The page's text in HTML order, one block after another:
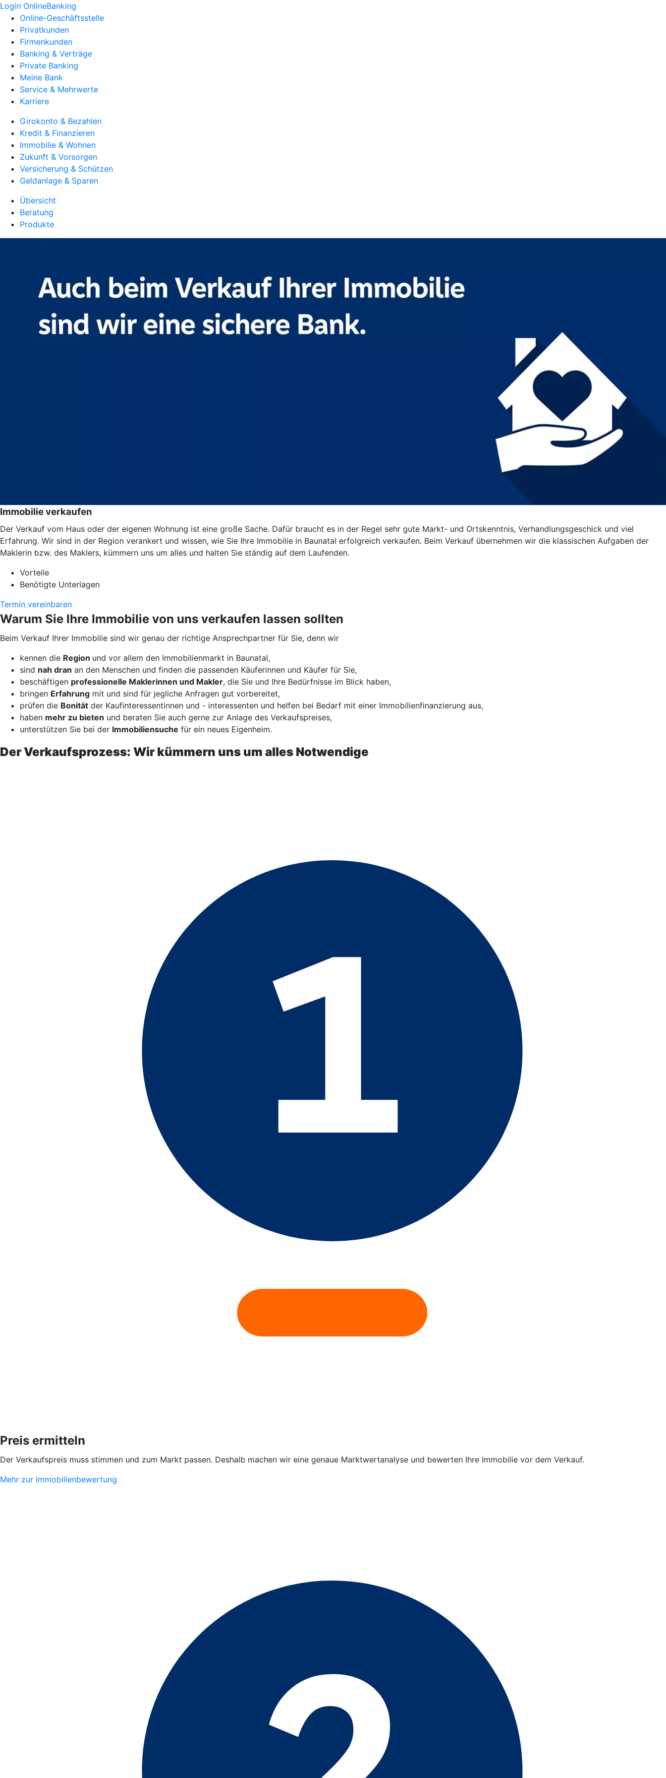
Login OnlineBanking
Online-Geschäftsstelle
Privatkunden
Firmenkunden
Banking & Verträge
Private Banking
Meine Bank
Service & Mehrwerte
Karriere
Girokonto & Bezahlen
Kredit & Finanzieren
Immobilie & Wohnen
Zukunft & Vorsorgen
Versicherung & Schützen
Geldanlage & Sparen
Übersicht
Beratung
Produkte
Immobilie verkaufen
Der Verkauf vom Haus oder der eigenen Wohnung ist eine große Sache. Dafür braucht es in der Regel sehr gute Markt- und Ortskenntnis, Verhandlungsgeschick und viel
Erfahrung. Wir sind in der Region verankert und wissen, wie Sie Ihre Immobilie in Baunatal erfolgreich verkaufen. Beim Verkauf übernehmen wir die klassischen Aufgaben der
Maklerin bzw. des Maklers, kümmern uns um alles und halten Sie ständig auf dem Laufenden.
Vorteile
Benötigte Unterlagen
Termin vereinbaren
Warum Sie Ihre Immobilie von uns verkaufen lassen sollten
Beim Verkauf Ihrer Immobilie sind wir genau der richtige Ansprechpartner für Sie, denn wir
kennen die Region und vor allem den Immobilienmarkt in Baunatal,
sind nah dran an den Menschen und finden die passenden Käuferinnen und Käufer für Sie,
beschäftigen professionelle Maklerinnen und Makler, die Sie und Ihre Bedürfnisse im Blick haben,
bringen Erfahrung mit und sind für jegliche Anfragen gut vorbereitet,
prüfen die Bonität der Kaufinteressentinnen und - interessenten und helfen bei Bedarf mit einer Immobilienfinanzierung aus,
haben mehr zu bieten und beraten Sie auch gerne zur Anlage des Verkaufspreises,
unterstützen Sie bei der Immobiliensuche für ein neues Eigenheim.
Der Verkaufsprozess: Wir kümmern uns um alles Notwendige
Preis ermitteln
Der Verkaufspreis muss stimmen und zum Markt passen. Deshalb machen wir eine genaue Marktwertanalyse und bewerten Ihre Immobilie vor dem Verkauf.
Mehr zur Immobilienbewertung